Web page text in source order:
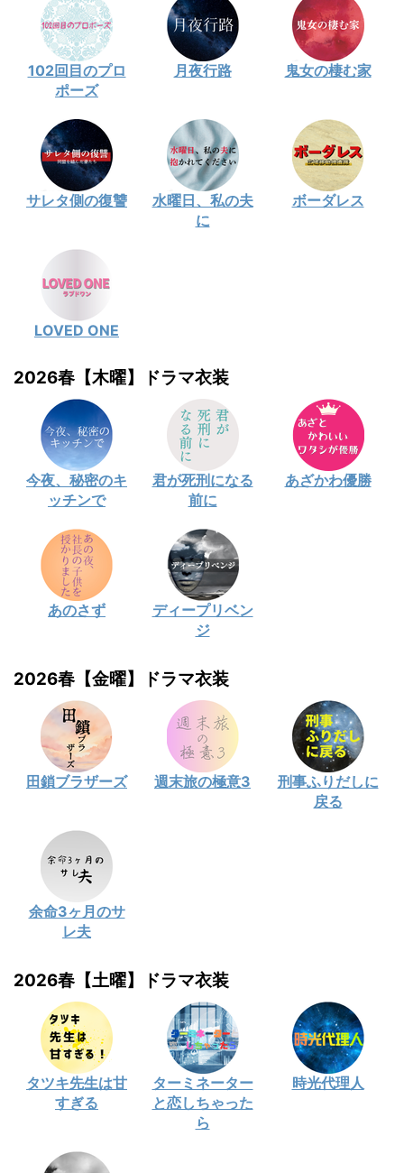
102回目のプロ
ポーズ
月夜行路 鬼女の棲む家
サレタ側の復讐
水曜日、私の夫
に
ボーダレス
LOVED ONE
2026春【木曜】ドラマ衣装
今夜、秘密のキ
ッチンで
君が死刑になる
前に
あざかわ優勝
あのさず
ディープリベン
ジ
2026春【金曜】ドラマ衣装
田鎖ブラザーズ 週末旅の極意3
刑事ふりだしに
戻る
余命3ヶ月のサ
レ夫
2026春【土曜】ドラマ衣装
タツキ先生は甘
すぎる
ターミネーター
と恋しちゃった
ら
時光代理人